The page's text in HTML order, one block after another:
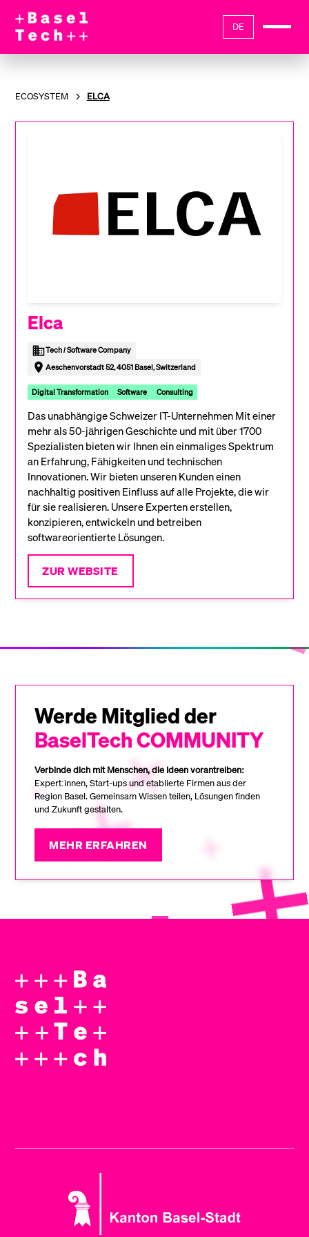
DE
ECOSYSTEM ELCA
Elca
Tech / Software Company
Aeschenvorstadt 52, 4051 Basel, Switzerland
Digital Transformation Software Consulting
Das unab­hängige Schweizer IT-Unter­nehmen Mit einer
mehr als 50-jährigen Geschichte und mit über 1700
Spezialisten bieten wir Ihnen ein einmaliges Spektrum
an Erfahrung, Fähigkeiten und technischen
Innovationen. Wir bieten unseren Kunden einen
nachhaltig positiven Einfluss auf alle Projekte, die wir
für sie realisieren. Unsere Experten erstellen,
konzipieren, entwickeln und betreiben
softwareorientierte Lösungen.
ZUR WEBSITE
Werde Mitglied der
BaselTech COMMUNITY
Verbinde dich mit Menschen, die Ideen vorantreiben:
Expert:innen, Start-ups und etablierte Firmen aus der
Region Basel. Gemeinsam Wissen teilen, Lösungen finden
und Zukunft gestalten.
MEHR ERFAHREN